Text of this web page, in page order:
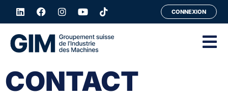
CONNEXION
CONTACT